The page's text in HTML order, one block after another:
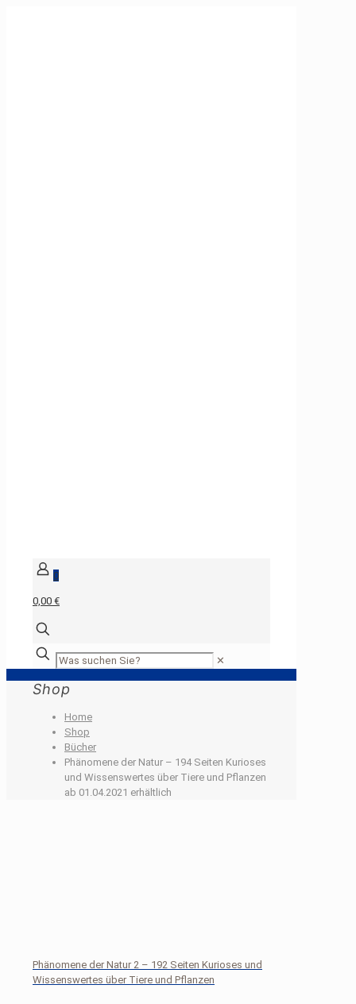
0
0,00 €
✕
Shop
Home
Shop
Bücher
Phänomene der Natur – 194 Seiten Kurioses
und Wissenswertes über Tiere und Pflanzen
ab 01.04.2021 erhältlich
Phänomene der Natur 2 – 192 Seiten Kurioses und
Wissenswertes über Tiere und Pflanzen